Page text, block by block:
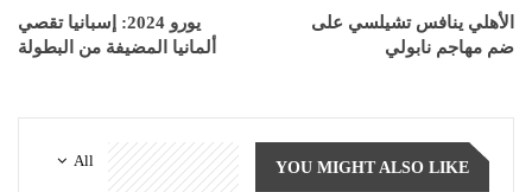
الأهلي ينافس تشيلسي على
ضم مهاجم نابولي
يورو 2024: إسبانيا تقصي
ألمانيا المضيفة من البطولة
All YOU MIGHT ALSO LIKE